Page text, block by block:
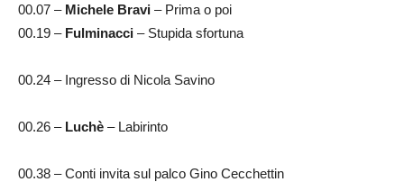
00.07 – Michele Bravi – Prima o poi
00.19 – Fulminacci – Stupida sfortuna
00.24 – Ingresso di Nicola Savino
00.26 – Luchè – Labirinto
00.38 – Conti invita sul palco Gino Cecchettin